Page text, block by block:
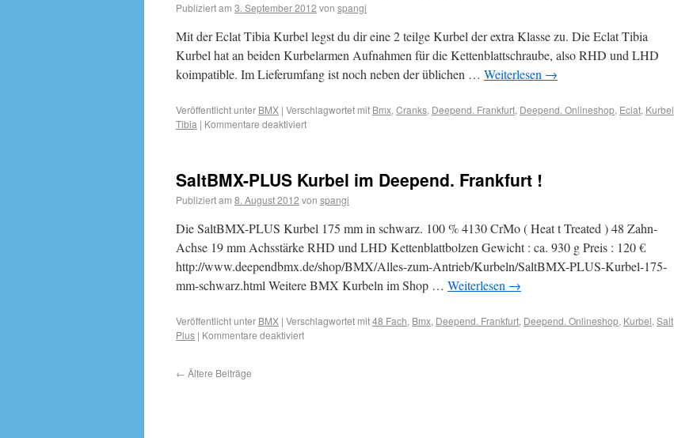
Publiziert am 3. September 2012 von spangi
Mit der Eclat Tibia Kurbel legst du dir eine 2 teilge Kurbel der extra Klasse zu. Die Eclat Tibia
Kurbel hat an beiden Kurbelarmen Aufnahmen für die Kettenblattschraube, also RHD und LHD
koimpatible. Im Lieferumfang ist noch neben der üblichen … Weiterlesen →
Veröffentlicht unter BMX | Verschlagwortet mit Bmx, Cranks, Deepend. Frankfurt, Deepend. Onlineshop, Eclat, Kurbel
Tibia | Kommentare deaktiviert
SaltBMX-PLUS Kurbel im Deepend. Frankfurt !
Publiziert am 8. August 2012 von spangi
Die SaltBMX-PLUS Kurbel 175 mm in schwarz. 100 % 4130 CrMo ( Heat t Treated ) 48 Zahn-
Achse 19 mm Achsstärke RHD und LHD Kettenblattbolzen Gewicht : ca. 930 g Preis : 120 €
http://www.deependbmx.de/shop/BMX/Alles-zum-Antrieb/Kurbeln/SaltBMX-PLUS-Kurbel-175-
mm-schwarz.html Weitere BMX Kurbeln im Shop … Weiterlesen →
Veröffentlicht unter BMX | Verschlagwortet mit48 Fach, Bmx, Deepend. Frankfurt, Deepend. Onlineshop, Kurbel, Salt
Plus | Kommentare deaktiviert
← Ältere Beiträge